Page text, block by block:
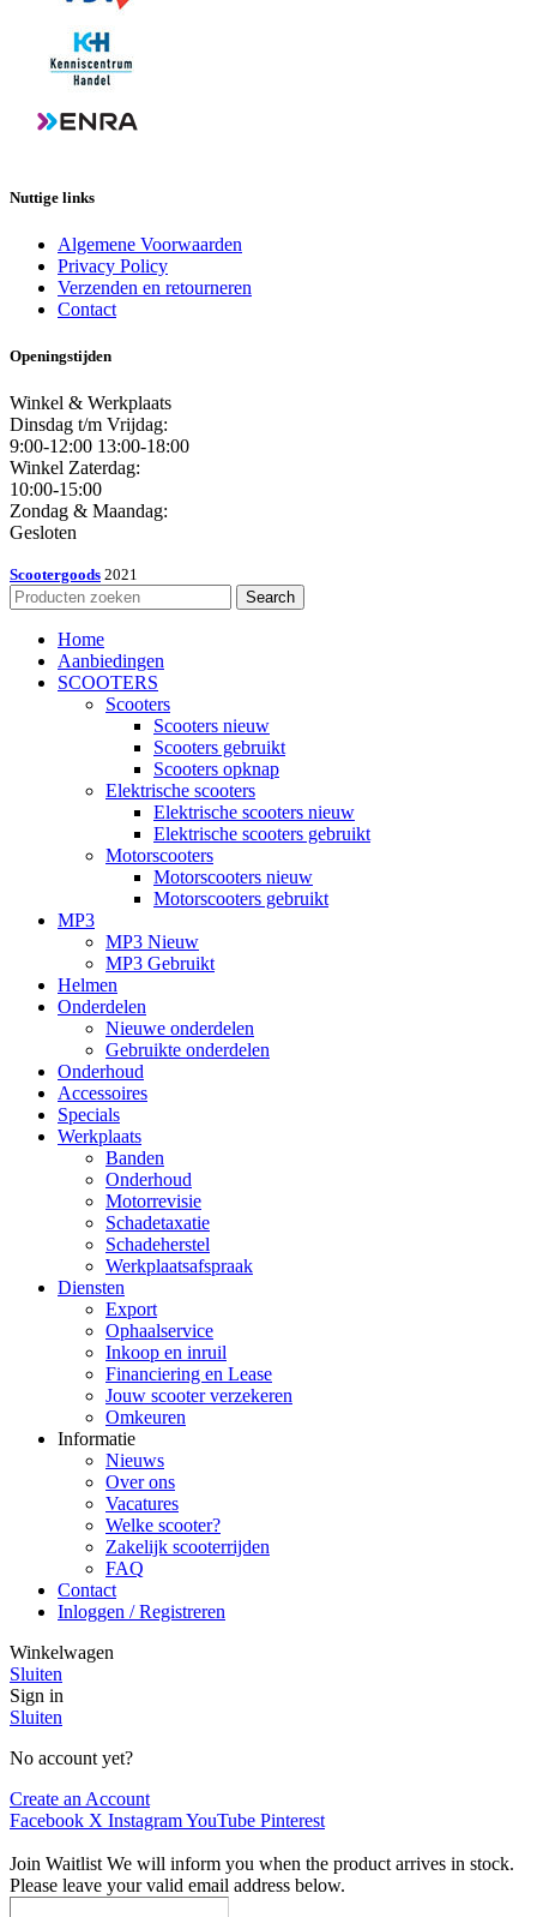
Nuttige links
Algemene Voorwaarden
Privacy Policy
Verzenden en retourneren
Contact
Openingstijden
Winkel & Werkplaats
Dinsdag t/m Vrijdag:
9:00-12:00 13:00-18:00
Winkel Zaterdag:
10:00-15:00
Zondag & Maandag:
Gesloten
Scootergoods 2021
Search
Home
Aanbiedingen
SCOOTERS
Scooters
Scooters nieuw
Scooters gebruikt
Scooters opknap
Elektrische scooters
Elektrische scooters nieuw
Elektrische scooters gebruikt
Motorscooters
Motorscooters nieuw
Motorscooters gebruikt
MP3
MP3 Nieuw
MP3 Gebruikt
Helmen
Onderdelen
Nieuwe onderdelen
Gebruikte onderdelen
Onderhoud
Accessoires
Specials
Werkplaats
Banden
Onderhoud
Motorrevisie
Schadetaxatie
Schadeherstel
Werkplaatsafspraak
Diensten
Export
Ophaalservice
Inkoop en inruil
Financiering en Lease
Jouw scooter verzekeren
Omkeuren
Informatie
Nieuws
Over ons
Vacatures
Welke scooter?
Zakelijk scooterrijden
FAQ
Contact
Inloggen / Registreren
Winkelwagen
Sluiten
Sign in
Sluiten
No account yet?
Create an Account
Facebook X InstagramYouTube Pinterest
Join Waitlist We will inform you when the product arrives in stock.
Please leave your valid email address below.